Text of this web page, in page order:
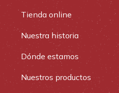
Tienda online
Nuestra historia
Dónde estamos
Nuestros productos